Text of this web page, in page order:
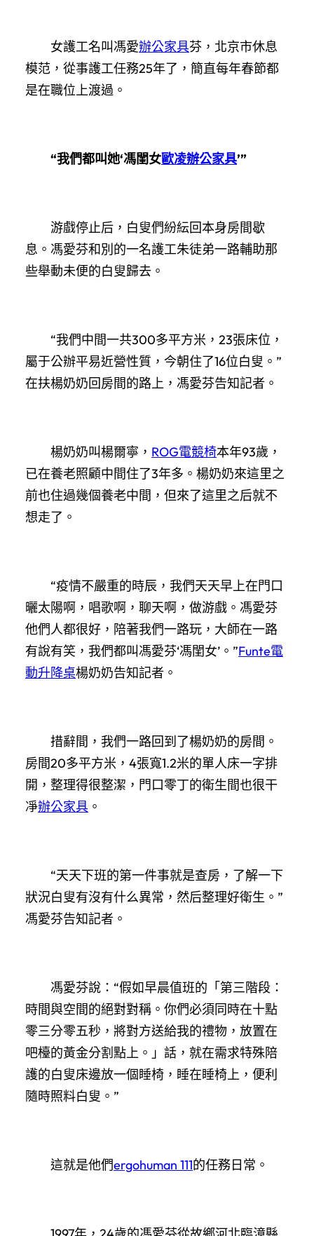
女護工名叫馮愛辦公家具芬，北京市休息
模范，從事護工任務25年了，簡直每年春節都
是在職位上渡過。
“我們都叫她‘馮閨女歐凌辦公家具’”
游戲停止后，白叟們紛紜回本身房間歇
息。馮愛芬和別的一名護工朱徒弟一路輔助那
些舉動未便的白叟歸去。
“我們中間一共300多平方米，23張床位，
屬于公辦平易近營性質，今朝住了16位白叟。”
在扶楊奶奶回房間的路上，馮愛芬告知記者。
楊奶奶叫楊爾寧， ROG電競椅本年93歲，
已在養老照顧中間住了3年多。楊奶奶來這里之
前也住過幾個養老中間，但來了這里之后就不
想走了。
“疫情不嚴重的時辰，我們天天早上在門口
曬太陽啊，唱歌啊，聊天啊，做游戲。馮愛芬
他們人都很好，陪著我們一路玩，大師在一路
有說有笑，我們都叫馮愛芬‘馮閨女’。”Funte電
動升降桌楊奶奶告知記者。
措辭間，我們一路回到了楊奶奶的房間。
房間20多平方米，4張寬1.2米的單人床一字排
開，整理得很整潔，門口零丁的衛生間也很干
凈辦公家具 。
“天天下班的第一件事就是查房，了解一下
狀況白叟有沒有什么異常，然后整理好衛生。”
馮愛芬告知記者。
馮愛芬說：“假如早晨值班的「第三階段：
時間與空間的絕對對稱。你們必須同時在十點
零三分零五秒，將對方送給我的禮物，放置在
吧檯的黃金分割點上。」話，就在需求特殊陪
護的白叟床邊放一個睡椅，睡在睡椅上，便利
隨時照料白叟。”
這就是他們ergohuman 111的任務日常。